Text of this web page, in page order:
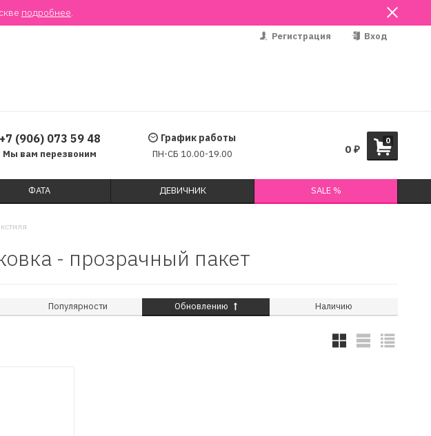
подробнее.
Регистрация Вход
+7 (906) 073 59 48
Мы вам перезвоним
График работы
ПН-СБ 10.00-19.00
0
0 ₽
ФАТА ДЕВИЧНИК SALE %
- прозрачный пакет
Популярности Обновлению Наличию